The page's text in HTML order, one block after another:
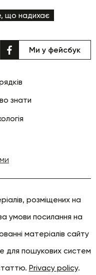
що надихає
знати
Ми у фейсбук
розміщених на
умови посилання на
матеріалів сайту
для пошукових систем
Privacy policy.